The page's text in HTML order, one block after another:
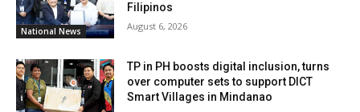
National News
Filipinos
August 6, 2026
TP in PH boosts digital inclusion, turns
over computer sets to support DICT
Smart Villages in Mindanao